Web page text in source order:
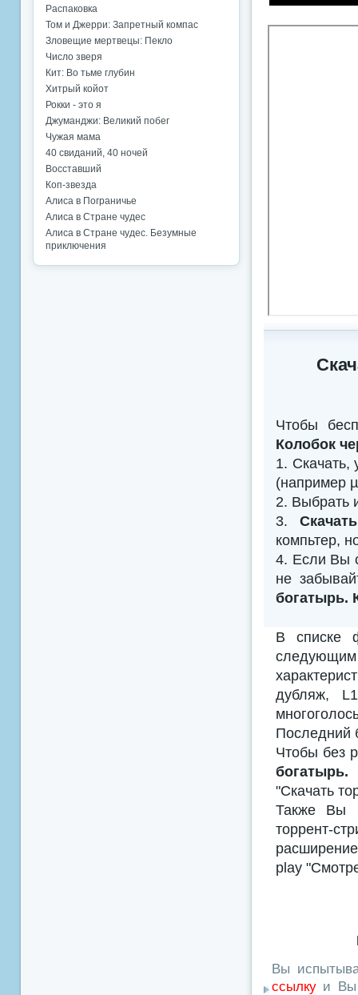
Чтобы
Колобок
1. Скачать,
(например
2. Выбрать
3.
компьтер,
4. Если Вы
не
богатырь.
В списке
дубляж,
Последний
Чтобы без
богатырь.
"Скачать
Также Вы
торрент-
play
Вы
ссылку и Вы
Распаковка
Том и Джерри: Запретный компас
Зловещие мертвецы: Пекло
Число зверя
Кит: Во тьме глубин
Хитрый койот
Рокки - это я
Джуманджи: Великий побег
Чужая мама
40 свиданий, 40 ночей
Восставший
Коп-звезда
Алиса в Пограничье
Алиса в Стране чудес
Алиса в Стране чудес. Безумные
приключения